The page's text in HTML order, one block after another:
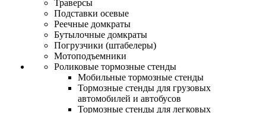
Траверсы
Подставки осевые
Реечные домкраты
Бутылочные домкраты
Погрузчики (штабелеры)
Мотоподъемники
Роликовые тормозные стенды
Мобильные тормозные стенды
Тормозные стенды для грузовых
автомобилей и автобусов
Тормозные стенды для легковых